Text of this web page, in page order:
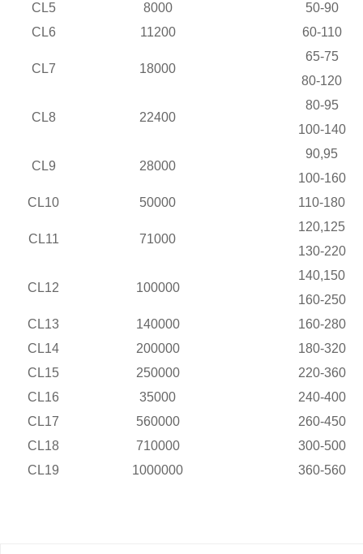
CL5
8000
50-90
CL6
11200 60-110
CL7 18000
65-75
80-120
CL8 22400
80-95
100-140
CL9 28000
90,95
100-160
CL10
50000 110-180
CL11 71000
120,125
130-220
CL12 100000
140,150
160-250
CL13
140000
160-280
CL14
200000
180-320
CL15
250000
220-360
CL16
35000
240-400
CL17
560000
260-450
CL18
710000
300-500
CL19
1000000 360-560